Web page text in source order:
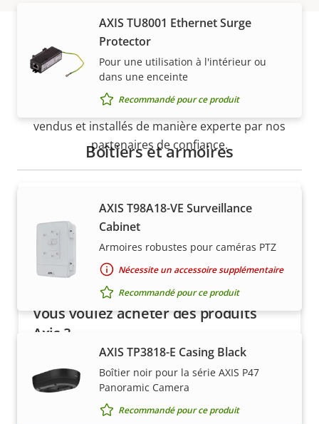
AXIS TU8001 Ethernet Surge
Protector
Pour une utilisation à l'intérieur ou
dans une enceinte
Recommandé pour ce produit
Boîtiers et armoires
AXIS T98A18-VE Surveillance
Cabinet
Armoires robustes pour caméras PTZ
Nécessite un accessoire supplémentaire
Recommandé pour ce produit
AXIS TP3818-E Casing Black
Boîtier noir pour la série AXIS P47
Panoramic Camera
Recommandé pour ce produit
Acheter
Les solutions Axis et les produits individuels sont
vendus et installés de manière experte par nos
partenaires de confiance.
Vous voulez acheter des produits
Axis ?
Trouvez des revendeurs, des intégrateurs
système et des installateurs de produits et de